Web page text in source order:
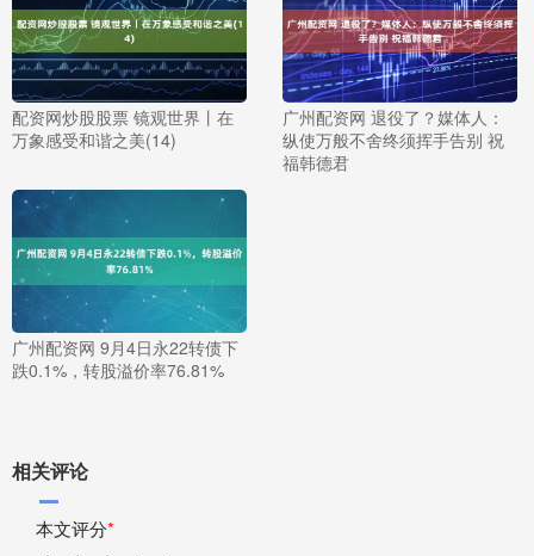
配资网炒股股票 镜观世界丨在
万象感受和谐之美(14)
广州配资网 退役了？媒体人：
纵使万般不舍终须挥手告别 祝
福韩德君
广州配资网 9月4日永22转债下
跌0.1%，转股溢价率76.81%
相关评论
本文评分*